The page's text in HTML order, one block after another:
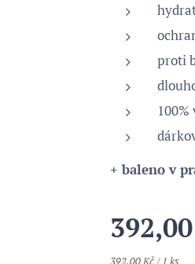
proti
100%
+ baleno v
392,00
392,00 Kč / 1 ks